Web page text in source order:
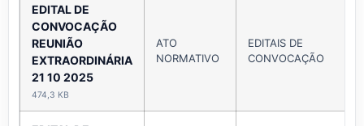
EDITAL DE
CONVOCAÇÃO
REUNIÃO
EXTRAORDINÁRIA
21 10 2025
474,3 KB
ATO
NORMATIVO
EDITAIS DE
CONVOCAÇÃO